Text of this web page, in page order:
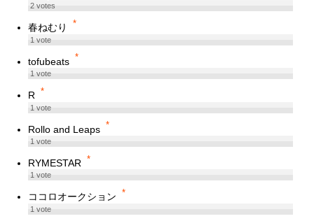
2votes
春ねむり *
1vote
tofubeats *
1vote
R *
1vote
Rollo and Leaps *
1vote
RYMESTAR *
1vote
ココロオークション *
1vote